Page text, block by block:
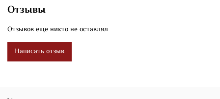
Отзывы
Отзывов еще никто не оставлял
Написать отзыв